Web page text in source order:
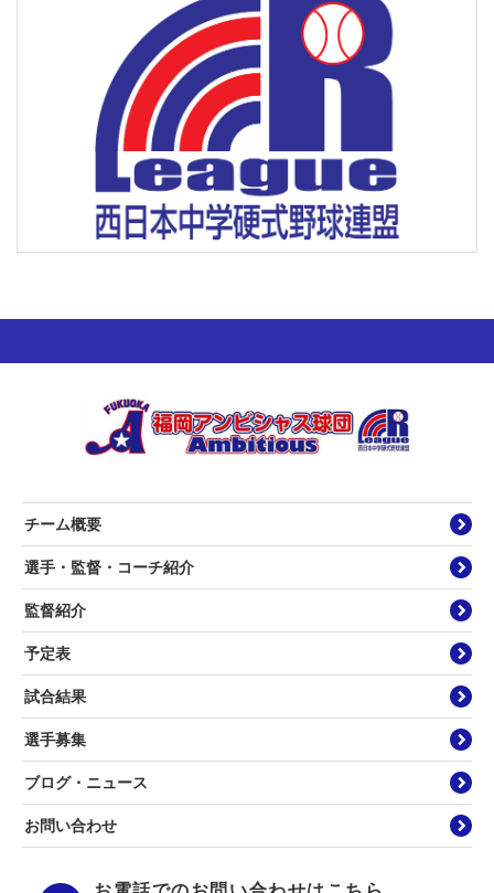
チーム概要
選手・監督・コーチ紹介
監督紹介
予定表
試合結果
選手募集
ブログ・ニュース
お問い合わせ